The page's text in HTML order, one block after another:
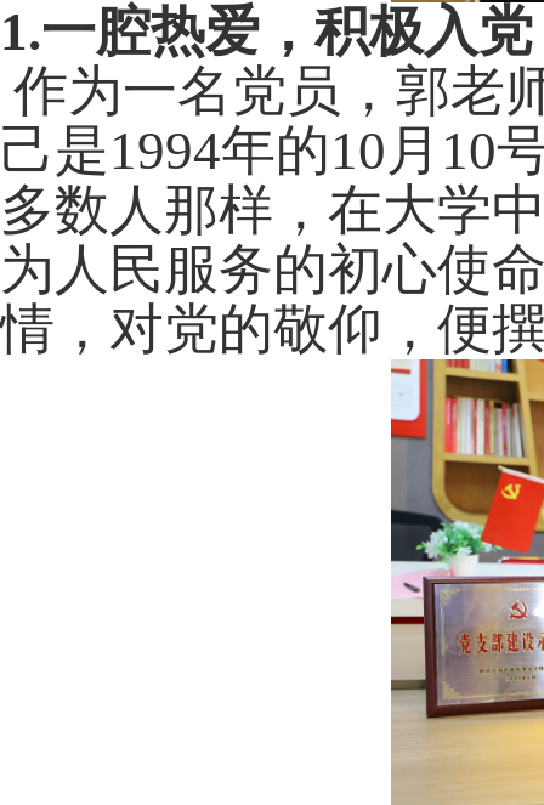
1.一腔热爱，积极入党
作为一名党员，郭老
己是1994年的10月 10
多数人那样，在大学
为人民服务的初心使
情，对党的敬仰，便